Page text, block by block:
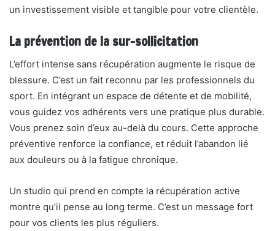
un investissement visible et tangible pour votre clientèle.
La prévention de la sur-sollicitation
L’effort intense sans récupération augmente le risque de
blessure. C’est un fait reconnu par les professionnels du
sport. En intégrant un espace de détente et de mobilité,
vous guidez vos adhérents vers une pratique plus durable.
Vous prenez soin d’eux au-delà du cours. Cette approche
préventive renforce la confiance, et réduit l’abandon lié
aux douleurs ou à la fatigue chronique.
Un studio qui prend en compte la récupération active
montre qu’il pense au long terme. C’est un message fort
pour vos clients les plus réguliers.